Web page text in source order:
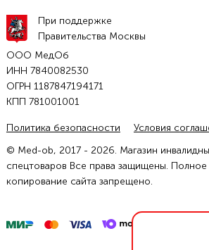
При поддержке
Правительства Москвы
ООО МедОб
ИНН 7840082530
ОГРН 1187847194171
КПП 781001001
Политика безопасности
Условия
© Med-ob, 2017 - 2026. Магазин
спецтоваров Все права защищены. Полное
копирование сайта запрещено.